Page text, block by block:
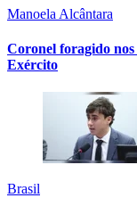
Manoela Alcântara
Coronel foragido
Exército
Brasil